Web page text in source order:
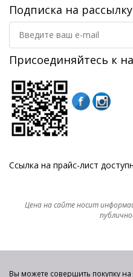
Подписка на рассылку
Присоединяйтесь к
Ссылка на прайс-лист
Цена на сайте носит
Вы можете совершить покупку